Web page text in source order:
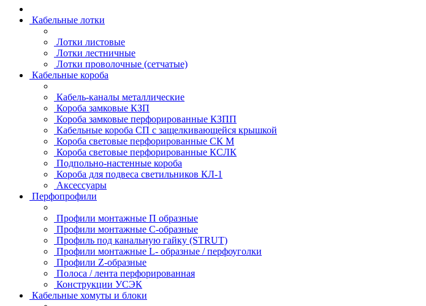
Кабельные лотки
Лотки листовые
Лотки лестничные
Лотки проволочные (сетчатые)
Кабельные короба
Кабель-каналы металлические
Короба замковые КЗП
Короба замковые перфорированные КЗПП
Кабельные короба СП с защелкивающейся крышкой
Короба световые перфорированные СК М
Короба световые перфорированные КСЛК
Подпольно-настенные короба
Короба для подвеса светильников КЛ-1
Аксессуары
Перфопрофили
Профили монтажные П образные
Профили монтажные C-образные
Профиль под канальную гайку (STRUT)
Профили монтажные L- образные / перфоуголки
Профили Z-образные
Полоса / лента перфорированная
Конструкции УСЭК
Кабельные хомуты и блоки